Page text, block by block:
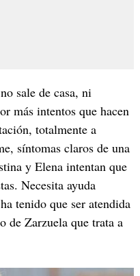
sale de casa, ni
más intentos que hacen
totalmente a
síntomas claros de una
y Elena intentan que
Necesita ayuda
tenido que ser atendida
de Zarzuela que trata a